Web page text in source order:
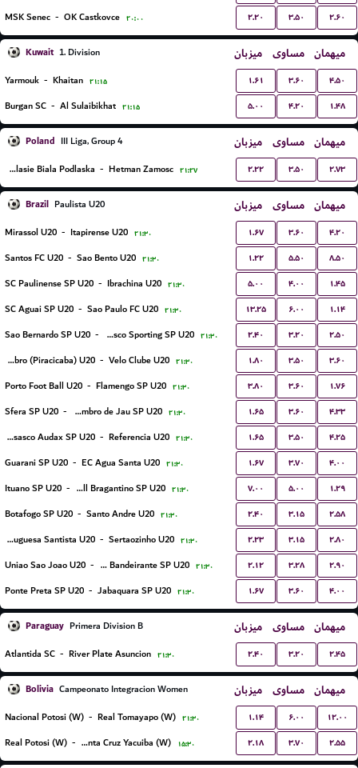
MSK Senec - OK Castkovce ۲۰:۰۰ ۲.۲۰ ۳.۵۰ ۲.۶۰
Kuwait 1. Division میزبان مساوی میهمان
Yarmouk - Khaitan ۲۱:۱۵ ۱.۶۱ ۳.۶۰ ۴.۵۰
Burgan SC - Al Sulaibikhat ۲۱:۱۵ ۵.۰۰ ۴.۲۰ ۱.۴۸
Poland III Liga, Group 4 میزبان مساوی میهمان
MKS Podlasie Biala Podlaska - Hetman Zamosc ۲۱:۲۷ ۲.۲۲ ۳.۵۰ ۲.۷۳
Brazil Paulista U20 میزبان مساوی میهمان
Mirassol U20 - Itapirense U20 ۲۱:۳۰ ۱.۶۷ ۳.۶۰ ۴.۲۰
Santos FC U20 - Sao Bento U20 ۲۱:۳۰ ۱.۲۲ ۵.۵۰ ۸.۵۰
SC Paulinense SP U20 - Ibrachina U20 ۲۱:۳۰ ۵.۰۰ ۴.۰۰ ۱.۴۵
SC Aguai SP U20 - Sao Paulo FC U20 ۲۱:۳۰ ۱۳.۲۵ ۶.۰۰ ۱.۱۴
Sao Bernardo SP U20 - Osasco Sporting SP U20 ۲۱:۳۰ ۲.۴۰ ۳.۲۰ ۲.۵۰
XV de Novembro (Piracicaba) U20 - Velo Clube U20 ۲۱:۳۰ ۱.۸۰ ۳.۵۰ ۳.۶۰
Porto Foot Ball U20 - Flamengo SP U20 ۲۱:۳۰ ۳.۸۰ ۳.۶۰ ۱.۷۶
Sfera SP U20 - EC XV de Novembro de Jau SP U20 ۲۱:۳۰ ۱.۶۵ ۳.۶۰ ۴.۳۳
Gremio Osasco Audax SP U20 - Referencia U20 ۲۱:۳۰ ۱.۶۵ ۳.۵۰ ۴.۲۵
Guarani SP U20 - EC Agua Santa U20 ۲۱:۳۰ ۱.۶۷ ۳.۷۰ ۴.۰۰
Ituano SP U20 - Red Bull Bragantino SP U20 ۲۱:۳۰ ۷.۰۰ ۵.۰۰ ۱.۲۹
Botafogo SP U20 - Santo Andre U20 ۲۱:۳۰ ۲.۴۰ ۳.۱۵ ۲.۵۸
Portuguesa Santista U20 - Sertaozinho U20 ۲۱:۳۰ ۲.۲۳ ۳.۱۵ ۲.۸۰
Uniao Sao Joao U20 - CA Bandeirante SP U20 ۲۱:۳۰ ۲.۱۲ ۳.۲۸ ۲.۹۰
Ponte Preta SP U20 - Jabaquara SP U20 ۲۱:۳۰ ۱.۶۷ ۳.۶۰ ۴.۰۰
Paraguay Primera Division B میزبان مساوی میهمان
Atlantida SC - River Plate Asuncion ۲۱:۳۰ ۲.۴۰ ۳.۲۰ ۲.۴۵
Bolivia Campeonato Integracion Women میزبان مساوی میهمان
Nacional Potosi (W) - Real Tomayapo (W) ۲۱:۳۰ ۱.۱۴ ۶.۰۰ ۱۲.۰۰
Real Potosi (W) - Real Santa Cruz Yacuiba (W) ۱۵:۳۰ ۲.۱۸ ۳.۷۰ ۲.۵۵